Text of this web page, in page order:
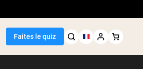
Faites le quiz